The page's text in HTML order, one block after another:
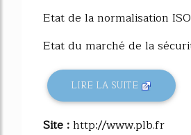
Etat de la normalisation
Etat du marché de la
LIRE LA SUITE
Site :http://www.plb.fr